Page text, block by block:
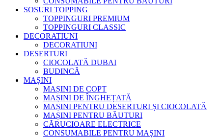
SOSURI TOPPING
TOPPINGURI PREMIUM
TOPPINGURI CLASSIC
DECORATIUNI
DECORATIUNI
DESERTURI
CIOCOLATĂ DUBAI
BUDINCĂ
MAȘINI
MAȘINI DE COPT
MAȘINI DE ÎNGHEȚATĂ
MAȘINI PENTRU DESERTURI ȘI CIOCOLATĂ
MAȘINI PENTRU BĂUTURI
CĂRUCIOARE ELECTRICE
CONSUMABILE PENTRU MAȘINI